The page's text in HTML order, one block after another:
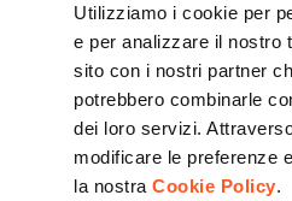
Utilizziamo i cookie per
e per analizzare il nostro
sito con i nostri partner
potrebbero combinarle
dei loro servizi.
modificare le preferenze
la nostraCookie Policy.
e codice etico